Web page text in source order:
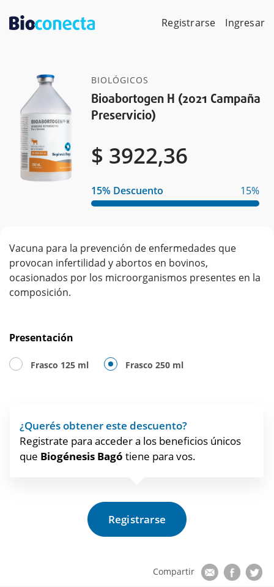
content Registrarse Ingresar
15% Descuento 15%
BIOLÓGICOS
Bioabortogen H (2021 Campaña
Preservicio)
Vacuna para la prevención de enfermedades que
provocan infertilidad y abortos en bovinos,
ocasionados por los microorganismos presentes en la
composición.
Presentación
Frasco 125 ml Frasco 250 ml
¿Querés obtener este descuento?
Registrate para acceder a los beneficios únicos
que Biogénesis Bagó tiene para vos.
Registrarse
$ 3922,36